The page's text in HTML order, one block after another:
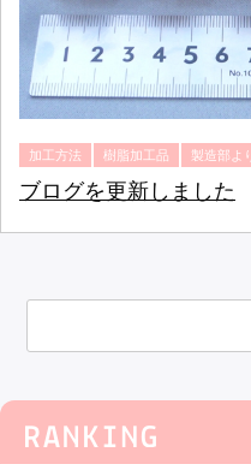
加工方法 樹脂加工品 製造部より
ブログを更新しました